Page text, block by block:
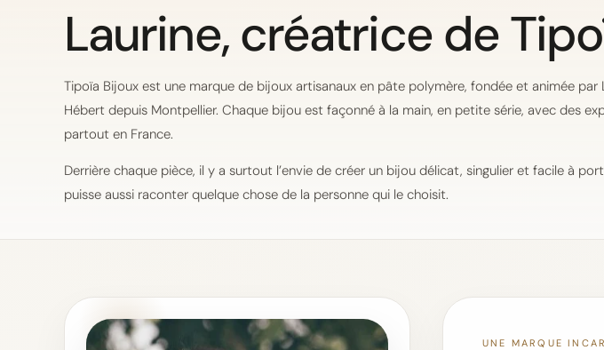
BAGUES
Des modèles ajustables, simples à offrir.
Laurine, créatrice de
Tipoïa Bijoux est une marque de bijoux artisanaux en pâte polymère, fondée et animée par
Hébert depuis Montpellier. Chaque bijou est façonné à la main, en petite série, avec des
partout en France.
Derrière chaque pièce, il y a surtout l’envie de créer un bijou délicat, singulier et facile à
puisse aussi raconter quelque chose de la personne qui le choisit.
UNE MARQUE